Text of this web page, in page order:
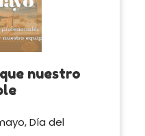
nuestro
Día del